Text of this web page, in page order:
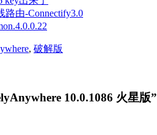
路由-Connectify3.0
, 破解版
10.0.1086 火星版”